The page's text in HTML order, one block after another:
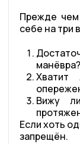
Прежде чем
себе на три
манёвра?
Хватит
Вижу
Если хоть
запрещён.